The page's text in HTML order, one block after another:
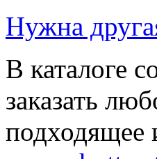
Нужна
В каталоге
заказать
подходящее